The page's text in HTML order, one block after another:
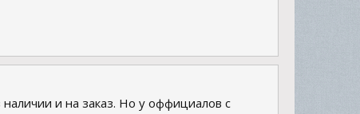
и на заказ. Но у оффициалов с